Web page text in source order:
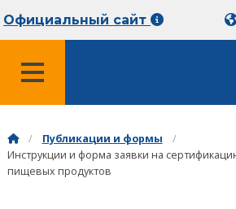
Официальный сайт
Публикации и формы
Инструкции и форма заявки на
пищевых продуктов